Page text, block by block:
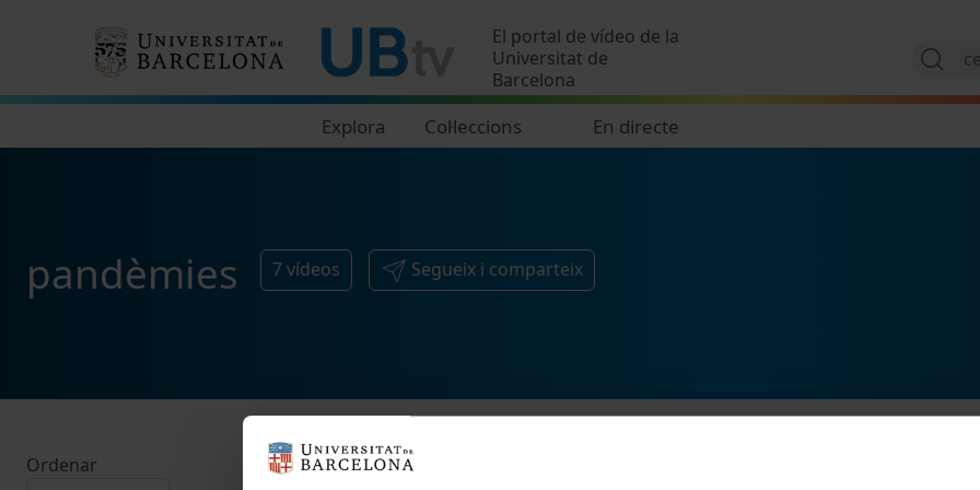
El portal de vídeo de la
Universitat de
Barcelona
Explora Col·leccions En directe
pandèmies 7vídeos Segueix i comparteix
Ordenar